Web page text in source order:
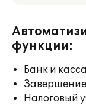
функции:
Банк и касса
Налоговый